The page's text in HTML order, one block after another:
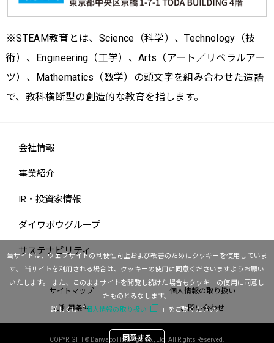
※STEAM教育とは、Science（科学）、Technology（技
術）、Engineering（工学）、Arts（アート／リベラルアー
ツ）、Mathematics（数学）の頭文字を組み合わせた造語
で、教科横断型の創造的な教育を指します。
当サイトは、ウェブサイトの利便性向上および改善のためにクッキーを使用していま
す。
当サイトを利用される場合は、クッキーの使用に同意くださいますようお願い
いたします。
また、このままサイトを閲覧し続けた場合もクッキーの使用に同意し
たものとみなします。
詳しくは「個人情報の取り扱い 」をご覧ください。
同意する
会社情報
事業紹介
IR・投資家情報
ダイワボウグループ
サステナビリティ
サイトマップ
個人情報の取り扱い
ご利用条件
お問い合わせ
COPYRIGHT © Daiwabo Holdings Co., Ltd. All Rights Reserved.